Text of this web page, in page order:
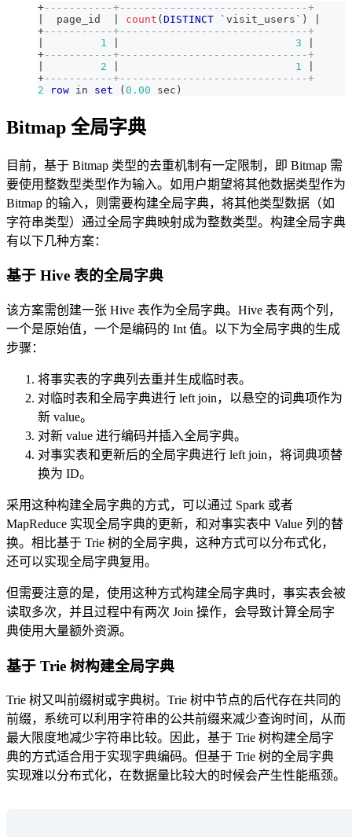
+-----------+------------------------------+
  page_id
count ( DISTINCT ` visit_users ` )
+-----------+------------------------------+
1 3
+-----------+------------------------------+
2 1
+-----------+------------------------------+
2
row in set ( 0.00 sec )
Bitmap 全局字典
目前，基于 Bitmap 类型的去重机制有一定限制，即 Bitmap 需
要使用整数型类型作为输入。如用户期望将其他数据类型作为
Bitmap 的输入，则需要构建全局字典，将其他类型数据（如
字符串类型）通过全局字典映射成为整数类型。构建全局字典
有以下几种方案：
基于 Hive 表的全局字典
该方案需创建一张 Hive 表作为全局字典。Hive 表有两个列，
一个是原始值，一个是编码的 Int 值。以下为全局字典的生成
步骤：
将事实表的字典列去重并生成临时表。
对临时表和全局字典进行 left join，以悬空的词典项作为
新 value。
对新 value 进行编码并插入全局字典。
对事实表和更新后的全局字典进行 left join，将词典项替
换为 ID。
采用这种构建全局字典的方式，可以通过 Spark 或者
MapReduce 实现全局字典的更新，和对事实表中 Value 列的替
换。相比基于 Trie 树的全局字典，这种方式可以分布式化，
还可以实现全局字典复用。
但需要注意的是，使用这种方式构建全局字典时，事实表会被
读取多次，并且过程中有两次 Join 操作，会导致计算全局字
典使用大量额外资源。
基于 Trie 树构建全局字典
Trie 树又叫前缀树或字典树。Trie 树中节点的后代存在共同的
前缀，系统可以利用字符串的公共前缀来减少查询时间，从而
最大限度地减少字符串比较。因此，基于 Trie 树构建全局字
典的方式适合用于实现字典编码。但基于 Trie 树的全局字典
实现难以分布式化，在数据量比较大的时候会产生性能瓶颈。